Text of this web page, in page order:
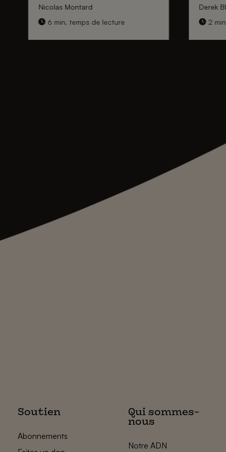
Nicolas Montard
6 min. temps de lecture
Derek
2
Soutien
Abonnements
Qui sommes-
nous
Notre ADN